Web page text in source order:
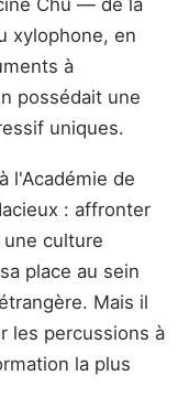
Chu — de la
xylophone, en
à
possédait une
uniques.
l'Académie de
: affronter
une culture
place au sein
Mais il
les percussions à
la plus